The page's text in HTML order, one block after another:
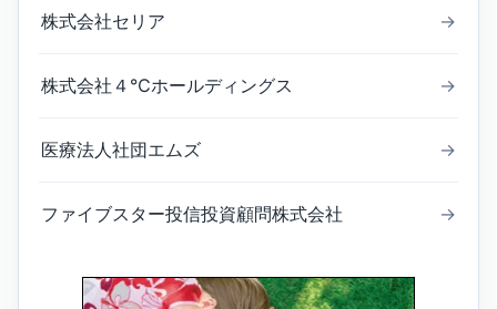
株式会社セリア →
株式会社４℃ホールディングス →
医療法人社団エムズ →
ファイブスター投信投資顧問株式会社 →